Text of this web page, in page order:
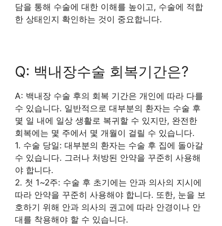
담을 통해 수술에 대한 이해를 높이고, 수술에 적합
한 상태인지 확인하는 것이 중요합니다.
Q: 백내장수술 회복기간은?
A: 백내장 수술 후의 회복 기간은 개인에 따라 다를
수 있습니다. 일반적으로 대부분의 환자는 수술 후
몇 일 내에 일상 생활로 복귀할 수 있지만, 완전한
회복에는 몇 주에서 몇 개월이 걸릴 수 있습니다.
1. 수술 당일: 대부분의 환자는 수술 후 집에 돌아갈
수 있습니다. 그러나 처방된 안약을 꾸준히 사용해
야 합니다.
2. 첫 1~2주: 수술 후 초기에는 안과 의사의 지시에
따라 안약을 꾸준히 사용해야 합니다. 또한, 눈을 보
호하기 위해 안과 의사의 권고에 따라 안경이나 안
대를 착용해야 할 수 있습니다.